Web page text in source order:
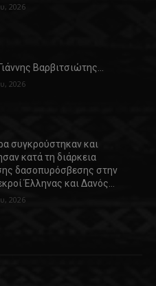
2026
Βαρβιτσιώτης…
2026
συγκρούστηκαν και
κατά τη διάρκεια
δασοπυρόσβεσης στην
Έλληνας και Δανός…
2026